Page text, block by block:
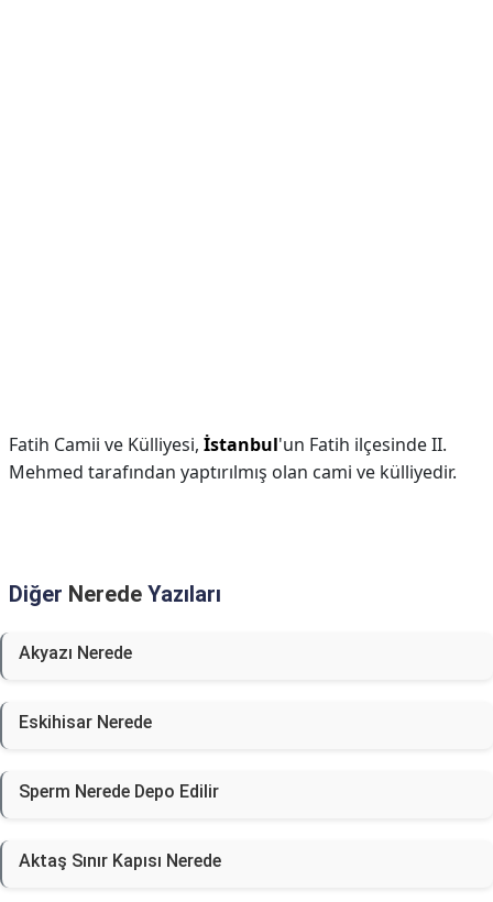
Fatih Camii ve Külliyesi, İstanbul'un Fatih ilçesinde II.
Mehmed tarafından yaptırılmış olan cami ve külliyedir.
Diğer Nerede Yazıları
Akyazı Nerede
Eskihisar Nerede
Sperm Nerede Depo Edilir
Aktaş Sınır Kapısı Nerede